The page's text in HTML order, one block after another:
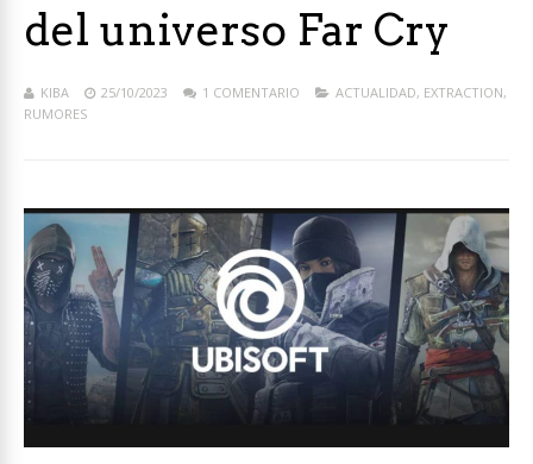
del universo Far Cry
KIBA 25/10/2023 1 COMENTARIO ACTUALIDAD, EXTRACTION,
RUMORES